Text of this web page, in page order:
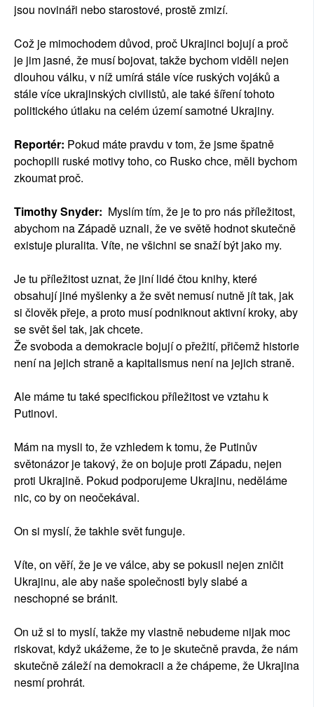
jsou novináři nebo starostové, prostě zmizí.
Což je mimochodem důvod, proč Ukrajinci bojují a proč
je jim jasné, že musí bojovat, takže bychom viděli nejen
dlouhou válku, v níž umírá stále více ruských vojáků a
stále více ukrajinských civilistů, ale také šíření tohoto
politického útlaku na celém území samotné Ukrajiny.
Reportér: Pokud máte pravdu v tom, že jsme špatně
pochopili ruské motivy toho, co Rusko chce, měli bychom
zkoumat proč.
Timothy Snyder: Myslím tím, že je to pro nás příležitost,
abychom na Západě uznali, že ve světě hodnot skutečně
existuje pluralita. Víte, ne všichni se snaží být jako my.
Je tu příležitost uznat, že jiní lidé čtou knihy, které
obsahují jiné myšlenky a že svět nemusí nutně jít tak, jak
si člověk přeje, a proto musí podniknout aktivní kroky, aby
se svět šel tak, jak chcete.
Že svoboda a demokracie bojují o přežití, přičemž historie
není na jejich straně a kapitalismus není na jejich straně.
Ale máme tu také specifickou příležitost ve vztahu k
Putinovi.
Mám na mysli to, že vzhledem k tomu, že Putinův
světonázor je takový, že on bojuje proti Západu, nejen
proti Ukrajině. Pokud podporujeme Ukrajinu, neděláme
nic, co by on neočekával.
On si myslí, že takhle svět funguje.
Víte, on věří, že je ve válce, aby se pokusil nejen zničit
Ukrajinu, ale aby naše společnosti byly slabé a
neschopné se bránit.
On už si to myslí, takže my vlastně nebudeme nijak moc
riskovat, když ukážeme, že to je skutečně pravda, že nám
skutečně záleží na demokracii a že chápeme, že Ukrajina
nesmí prohrát.